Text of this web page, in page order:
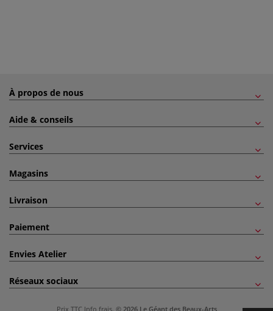
À propos de nous
Aide & conseils
Services
Magasins
Livraison
Paiement
Envies Atelier
Réseaux sociaux
Prix TTC Info frais. © 2026 Le Géant des Beaux-Arts